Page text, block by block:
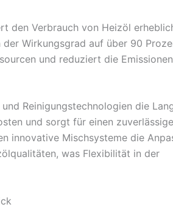
den Verbrauch von Heizöl
Wirkungsgrad auf über 90
und reduziert die Emissionen
Reinigungstechnologien die
und sorgt für einen
innovative Mischsysteme die
was Flexibilität in der